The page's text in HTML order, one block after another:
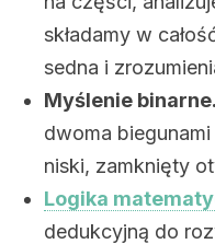
składamy w
sedna i
Myślenie binarne.
dwoma
niski, zamknięty
Logika
dedukcyjną do